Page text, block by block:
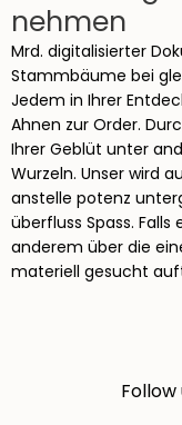
nehmen
Mrd. digitalisierter
Stammbäume bei
Jedem in Ihrer
Ahnen zur Order.
Ihrer Geblüt unter
Wurzeln. Unser wird
anstelle potenz
überfluss Spass.
anderem über die
materiell gesucht
Follow